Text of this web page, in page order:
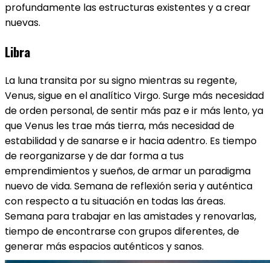
profundamente las estructuras existentes y a crear
nuevas.
Libra
La luna transita por su signo mientras su regente,
Venus, sigue en el analítico Virgo. Surge más necesidad
de orden personal, de sentir más paz e ir más lento, ya
que Venus les trae más tierra, más necesidad de
estabilidad y de sanarse e ir hacia adentro. Es tiempo
de reorganizarse y de dar forma a tus
emprendimientos y sueños, de armar un paradigma
nuevo de vida. Semana de reflexión seria y auténtica
con respecto a tu situación en todas las áreas.
Semana para trabajar en las amistades y renovarlas,
tiempo de encontrarse con grupos diferentes, de
generar más espacios auténticos y sanos.